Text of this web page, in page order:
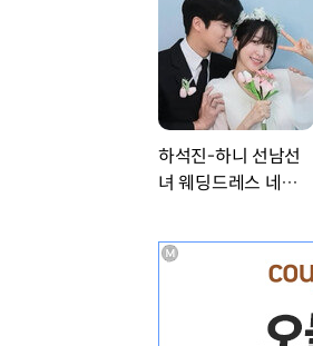
하석진-하니 선남선
녀 웨딩드레스 네컷사
★]